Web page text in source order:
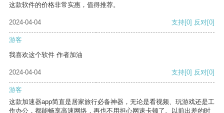
这款软件的价格非常实惠，值得推荐。
2024-04-04 支持[0] 反对[0]
游客
我喜欢这个软件 作者加油
2024-04-04 支持[0] 反对[0]
游客
这款加速器app简直是居家旅行必备神器，无论是看视频、玩游戏还是工
作办公，都能畅享高速网络，再也不用担心网速卡顿了。以前出差的时